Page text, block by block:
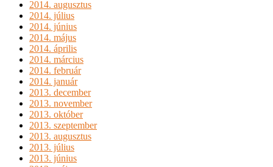
2014. augusztus
2014. július
2014. június
2014. május
2014. április
2014. március
2014. február
2014. január
2013. december
2013. november
2013. október
2013. szeptember
2013. augusztus
2013. július
2013. június